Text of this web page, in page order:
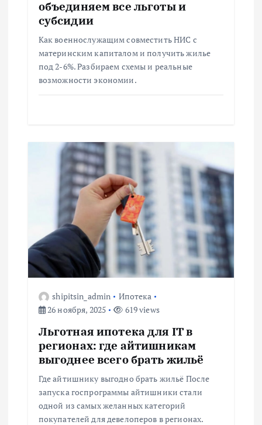
объединяем все льготы и
субсидии
Как военнослужащим совместить НИС с
материнским капиталом и получить жилье
под 2-6%. Разбираем схемы и реальные
возможности экономии.
shipitsin_admin
Ипотека
26 ноября, 2025
619 views
Льготная ипотека для IT в
регионах: где айтишникам
выгоднее всего брать жильё
Где айтишнику выгодно брать жильё После
запуска госпрограммы айтишники стали
одной из самых желанных категорий
покупателей для девелоперов в регионах.